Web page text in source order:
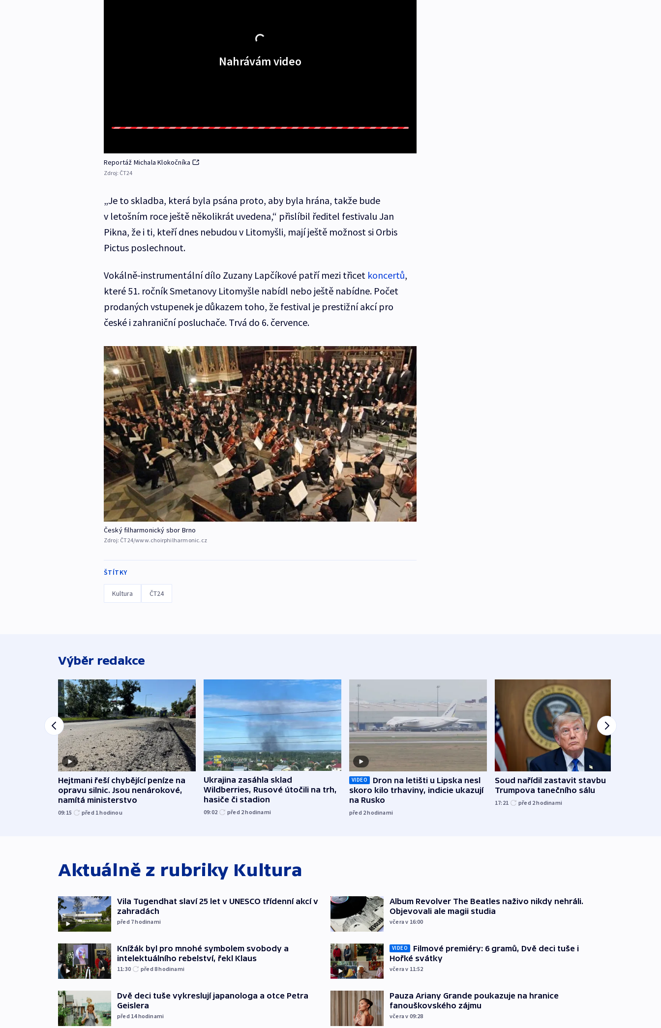
Nahrávám video
Reportáž Michala Klokočníka
Zdroj: ČT24
„Je to skladba, která byla psána proto, aby byla hrána, takže bude
v letošním roce ještě několikrát uvedena,“ přislíbil ředitel festivalu Jan
Pikna, že i ti, kteří dnes nebudou v Litomyšli, mají ještě možnost si Orbis
Pictus poslechnout.
Vokálně-instrumentální dílo Zuzany Lapčíkové patří mezi třicet koncertů,
které 51. ročník Smetanovy Litomyšle nabídl nebo ještě nabídne. Počet
prodaných vstupenek je důkazem toho, že festival je prestižní akcí pro
české i zahraniční posluchače. Trvá do 6. července.
Český filharmonický sbor Brno
Zdroj: ČT24/www.choirphilharmonic.cz
ŠTÍTKY
Kultura ČT24
Výběr redakce
Hejtmani řeší chybějící peníze na
opravu silnic. Jsou nenárokové,
namítá ministerstvo
09:15 před 1hodinou
Ukrajina zasáhla sklad
Wildberries, Rusové útočili na trh,
hasiče či stadion
09:02 před 2hodinami
VIDEO
Dron na letišti u Lipska nesl
skoro kilo trhaviny, indicie ukazují
na Rusko
před 2hodinami
Soud nařídil zastavit stavbu
Trumpova tanečního sálu
17:21 před 2hodinami
Aktuálně z rubriky Kultura
Vila Tugendhat slaví 25 let v UNESCO třídenní akcí v
zahradách
před 7hodinami
Knížák byl pro mnohé symbolem svobody a
intelektuálního rebelství, řekl Klaus
11:30 před 8hodinami
Dvě deci tuše vykreslují japanologa a otce Petra
Geislera
před 14hodinami
Album Revolver The Beatles naživo nikdy nehráli.
Objevovali ale magii studia
včera v 16:00
VIDEO
Filmové premiéry: 6 gramů, Dvě deci tuše i
Hořké svátky
včera v 11:52
Pauza Ariany Grande poukazuje na hranice
fanouškovského zájmu
včera v 09:28